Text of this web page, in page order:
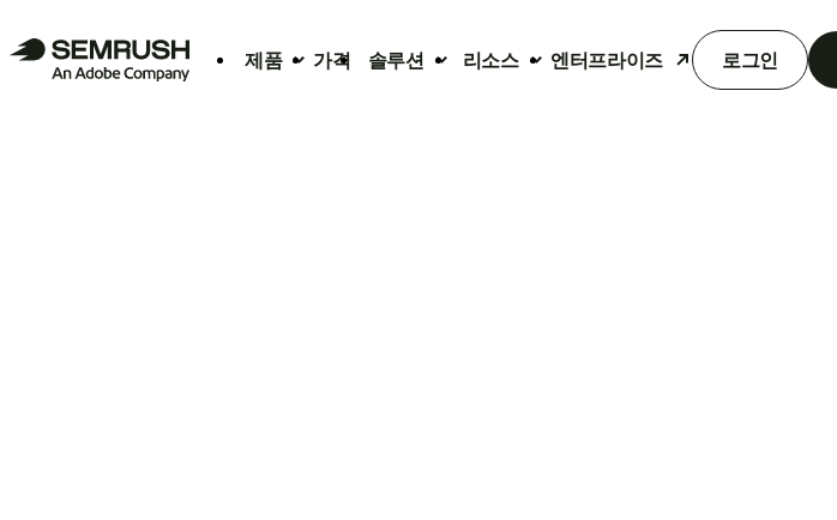
제품 가격 솔루션 리소스 엔터프라이즈 로그인